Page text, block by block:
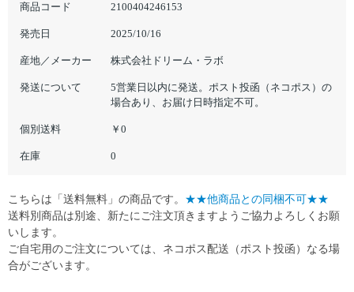
商品コード 2100404246153
発売日 2025/10/16
産地／メーカー 株式会社ドリーム・ラボ
発送について
5営業日以内に発送。ポスト投函（ネコポス）の
場合あり、お届け日時指定不可。
個別送料 ￥0
在庫 0
こちらは「送料無料」の商品です。 ★★他商品との同梱不可★★
送料別商品は別途、新たにご注文頂きますようご協力よろしくお願
いします。
ご自宅用のご注文については、ネコポス配送（ポスト投函）なる場
合がございます。